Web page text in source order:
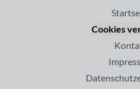
Cookies